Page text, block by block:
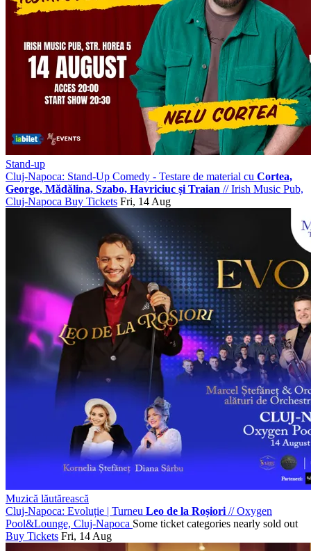
Stand-up
Cluj-Napoca: Stand-Up Comedy - Testare de material cu Cortea,
George, Mădălina, Szabo, Havriciuc și Traian //Irish Music Pub,
Cluj-Napoca Buy Tickets Fri, 14 Aug
Muzică lăutărească
Cluj-Napoca: Evoluție | Turneu Leo de la Roșiori //Oxygen
Pool&Lounge, Cluj-Napoca Some ticket categories nearly sold out
Buy Tickets Fri, 14 Aug